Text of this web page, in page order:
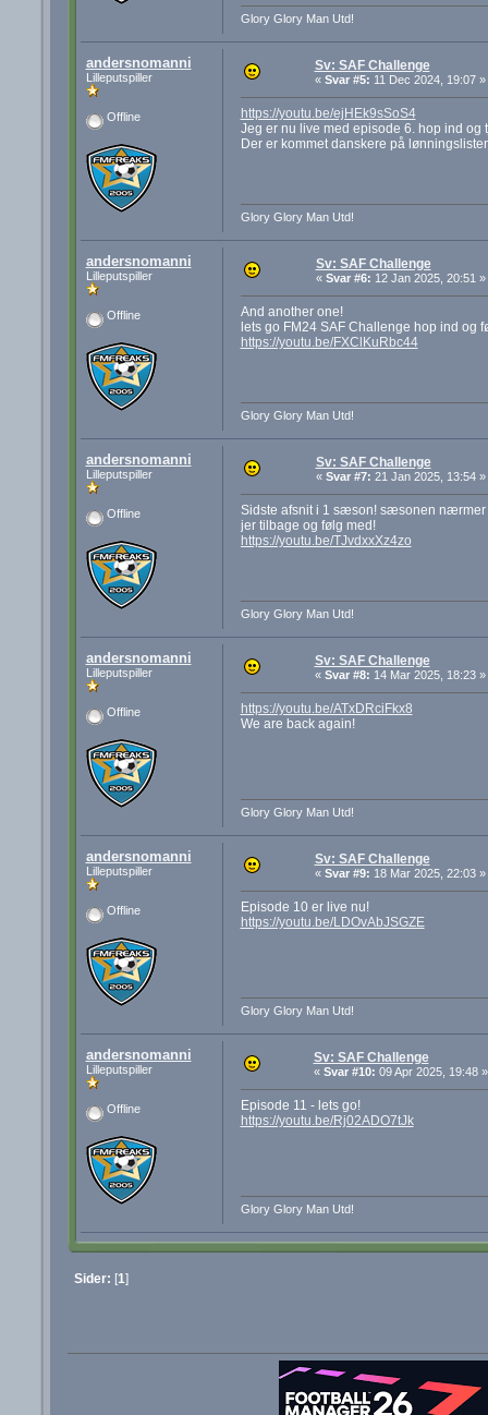
Glory Glory Man Utd!
andersnomanni
Lilleputspiller
Offline
Sv: SAF Challenge
« Svar #5: 11 Dec 2024, 19:07 »
https://youtu.be/ejHEk9sSoS4
Jeg er nu live med episode 6. hop ind og
Der er kommet danskere på
Glory Glory Man Utd!
andersnomanni
Lilleputspiller
Offline
Sv: SAF Challenge
« Svar #6: 12 Jan 2025, 20:51 »
And another one!
lets go FM24 SAF Challenge hop ind og
https://youtu.be/FXClKuRbc44
Glory Glory Man Utd!
andersnomanni
Lilleputspiller
Offline
Sv: SAF Challenge
« Svar #7: 21 Jan 2025, 13:54 »
Sidste afsnit i 1 sæson! sæsonen
jer tilbage og følg med!
https://youtu.be/TJvdxxXz4zo
Glory Glory Man Utd!
andersnomanni
Lilleputspiller
Offline
Sv: SAF Challenge
« Svar #8: 14 Mar 2025, 18:23 »
https://youtu.be/ATxDRciFkx8
We are back again!
Glory Glory Man Utd!
andersnomanni
Lilleputspiller
Offline
Sv: SAF Challenge
« Svar #9: 18 Mar 2025, 22:03 »
Episode 10 er live nu!
https://youtu.be/LDOvAbJSGZE
Glory Glory Man Utd!
andersnomanni
Lilleputspiller
Offline
Sv: SAF Challenge
« Svar #10: 09 Apr 2025, 19:48 »
Episode 11 - lets go!
https://youtu.be/Rj02ADO7tJk
Glory Glory Man Utd!
Sider: [1]